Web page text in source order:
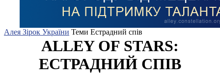
Алея Зірок України Теми Естрадний спів
ALLEY OF STARS:
ЕСТРАДНИЙ СПІВ